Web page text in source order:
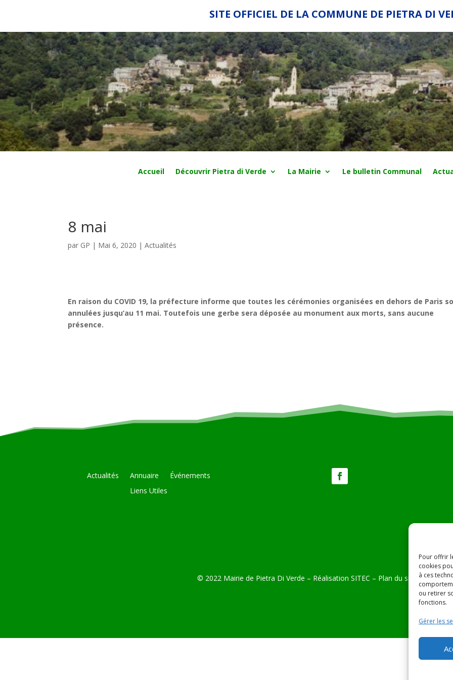
Pour offrir
cookies
à ces
ou retirer
fonctions.
Gérer les
SITE OFFICIEL DE LA COMMUNE DE PIETRA DI
Accueil Découvrir Pietra di Verde La Mairie Le bulletin Communal
8 mai
par GP | Mai 6, 2020 |Actualités
En raison du COVID 19, la préfecture informe que toutes les cérémonies organisées en dehors de Paris
annulées jusqu’au 11 mai. Toutefois une gerbe sera déposée au monument aux morts, sans aucune
présence.
Actualités Annuaire
Événements
Liens Utiles
© 2022 Mairie de Pietra Di Verde – Réalisation SITEC – Plan du site –